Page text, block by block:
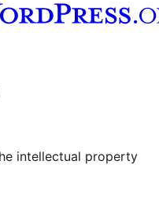
channel
intellectual property